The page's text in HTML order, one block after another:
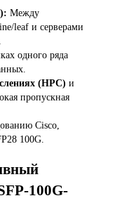
Между
leaf и серверами
одного ряда
(HPC) и
пропускная
Cisco,
100G.
100G-